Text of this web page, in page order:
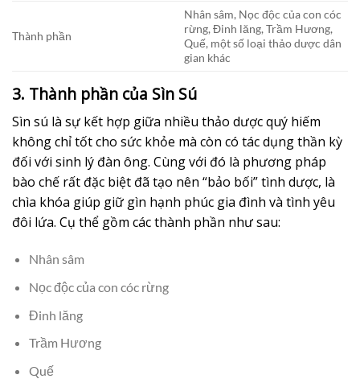
Thành phần
Nhân sâm, Nọc độc của con cóc
rừng, Đinh lăng, Trầm Hương,
Quế, một số loại thảo dược dân
gian khác
3. Thành phần của Sìn Sú
Sìn sú là sự kết hợp giữa nhiều thảo dược quý hiếm
không chỉ tốt cho sức khỏe mà còn có tác dụng thần kỳ
đối với sinh lý đàn ông. Cùng với đó là phương pháp
bào chế rất đặc biệt đã tạo nên “bảo bối” tình dược, là
chìa khóa giúp giữ gìn hạnh phúc gia đình và tình yêu
đôi lứa. Cụ thể gồm các thành phần như sau:
Nhân sâm
Nọc độc của con cóc rừng
Đinh lăng
Trầm Hương
Quế